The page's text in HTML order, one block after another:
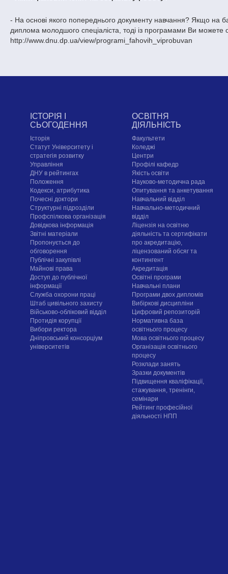
- На основі якого попереднього документу навчання? Якщо на
диплома молодшого спеціаліста, тоді із програмами Ви
http://www.dnu.dp.ua/view/programi_fahovih_viprobuvan
ІСТОРІЯ І
СЬОГОДЕННЯ
Історія
Статут Університету і
стратегія розвитку
Управління
ДНУ в рейтингах
Положення
Кодекси, атрибутика
Почесні доктори
Структурні підрозділи
Профспілкова організація
Довідкова інформація
Звітні матеріали
Пропонується до
обговорення
Публічні закупівлі
Майнові права
Доступ до публічної
інформації
Служба охорони праці
Штаб цивільного захисту
Військово-обліковий відділ
Протидія корупції
Вибори ректора
Дніпровський консорціум
університетів
ОСВІТНЯ
ДІЯЛЬНІСТЬ
Факультети
Коледжі
Центри
Профілі кафедр
Якість освіти
Науково-методична рада
Опитування та анкетування
Навчальний відділ
Навчально-методичний
відділ
Ліцензія на освітню
діяльність та сертифікати
про акредитацію,
ліцензований обсяг та
контингент
Акредитація
Освітні програми
Навчальні плани
Програми двох дипломів
Вибіркові дисципліни
Цифровий репозиторій
Нормативна база
освітнього процесу
Мова освітнього процесу
Організація освітнього
процесу
Розклади занять
Зразки документів
Підвищення кваліфікації,
стажування, тренінги,
семінари
Рейтинг професійної
діяльності НПП